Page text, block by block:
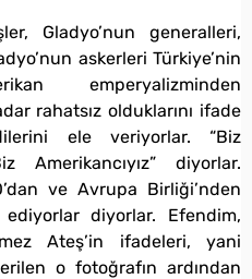
Gladyo’nun generalleri,
askerleri Türkiye’nin
emperyalizminden
rahatsız olduklarını ifade
ele veriyorlar. “Biz
Amerikancıyız” diyorlar.
ve Avrupa Birliği’nden
diyorlar. Efendim,
Ateş’in ifadeleri, yani
o fotoğrafın ardından